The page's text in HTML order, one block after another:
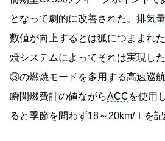
となって劇的に改善された。 排気量
数値が向上するとは狐につままれ
焼システムによってそれは実現し
③の燃焼モードを多用する高速巡
瞬間燃費計の値ながらACCを使用
ると季節を問わず18～20km/ｌを記